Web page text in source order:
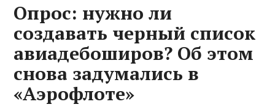
Опрос: нужно ли
создавать черный список
авиадебоширов? Об этом
снова задумались в
«Аэрофлоте»